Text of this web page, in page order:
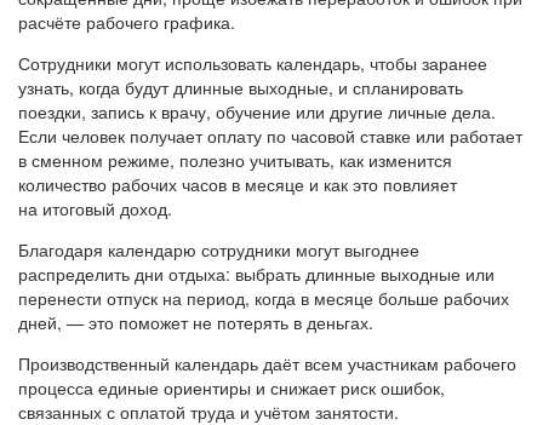
расчёте рабочего графика.
Сотрудники могут использовать календарь, чтобы заранее
узнать, когда будут длинные выходные, и спланировать
поездки, запись к врачу, обучение или другие личные дела.
Если человек получает оплату по часовой ставке или работает
в сменном режиме, полезно учитывать, как изменится
количество рабочих часов в месяце и как это повлияет
на итоговый доход.
Благодаря календарю сотрудники могут выгоднее
распределить дни отдыха: выбрать длинные выходные или
перенести отпуск на период, когда в месяце больше рабочих
дней, — это поможет не потерять в деньгах.
Производственный календарь даёт всем участникам рабочего
процесса единые ориентиры и снижает риск ошибок,
связанных с оплатой труда и учётом занятости.